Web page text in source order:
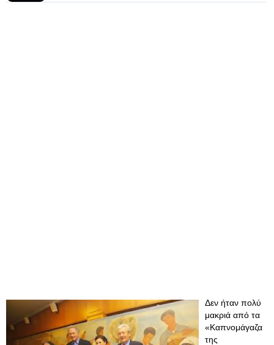
Δεν ήταν πολύ
μακριά από τα
«Καπνομάγαζα
της